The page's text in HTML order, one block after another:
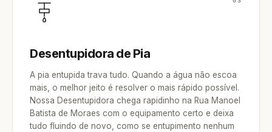
Desentupidora de Pia
A pia entupida trava tudo. Quando a água não escoa
mais, o melhor jeito é resolver o mais rápido possível.
Nossa Desentupidora chega rapidinho na Rua Manoel
Batista de Moraes com o equipamento certo e deixa
tudo fluindo de novo, como se entupimento nenhum